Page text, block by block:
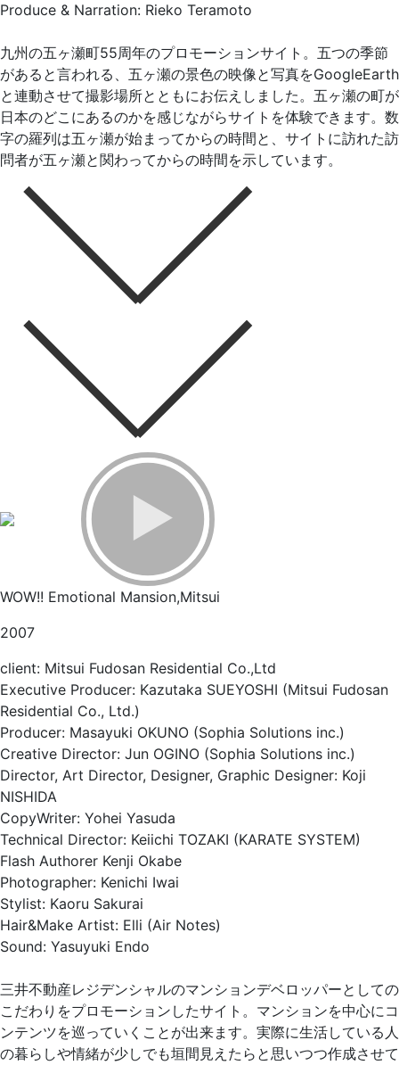
Produce & Narration: Rieko Teramoto
九州の五ヶ瀬町55周年のプロモーションサイト。五つの季節
があると言われる、五ヶ瀬の景色の映像と写真をGoogleEarth
と連動させて撮影場所とともにお伝えしました。五ヶ瀬の町が
日本のどこにあるのかを感じながらサイトを体験できます。数
字の羅列は五ヶ瀬が始まってからの時間と、サイトに訪れた訪
問者が五ヶ瀬と関わってからの時間を示しています。
WOW!! Emotional Mansion,Mitsui
2007
client: Mitsui Fudosan Residential Co.,Ltd
Executive Producer: Kazutaka SUEYOSHI (Mitsui Fudosan
Residential Co., Ltd.)
Producer: Masayuki OKUNO (Sophia Solutions inc.)
Creative Director: Jun OGINO (Sophia Solutions inc.)
Director, Art Director, Designer, Graphic Designer: Koji
NISHIDA
CopyWriter: Yohei Yasuda
Technical Director: Keiichi TOZAKI (KARATE SYSTEM)
Flash Authorer Kenji Okabe
Photographer: Kenichi Iwai
Stylist: Kaoru Sakurai
Hair&Make Artist: Elli (Air Notes)
Sound: Yasuyuki Endo
三井不動産レジデンシャルのマンションデベロッパーとしての
こだわりをプロモーションしたサイト。マンションを中心にコ
ンテンツを巡っていくことが出来ます。実際に生活している人
の暮らしや情緒が少しでも垣間見えたらと思いつつ作成させて